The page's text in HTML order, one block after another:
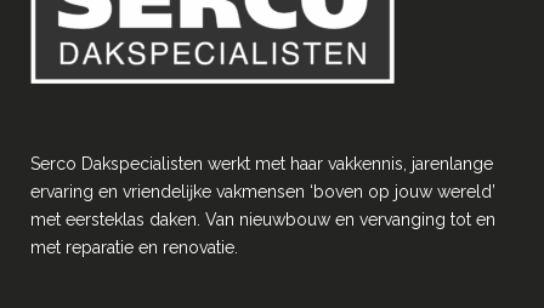
Serco Dakspecialisten werkt met haar vakkennis, jarenlange
ervaring en vriendelĳke vakmensen ‘boven op jouw wereld’
met eersteklas daken. Van nieuwbouw en vervanging tot en
met reparatie en renovatie.